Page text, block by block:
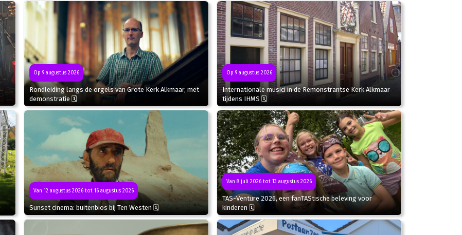
Op 9 augustus 2026
Rondleiding langs de orgels van Grote Kerk Alkmaar, met
demonstratie 🗓
Op 9 augustus 2026
Internationale musici in de Remonstrantse Kerk Alkmaar
tijdens IHMS 🗓
Van 12 augustus 2026 tot 16 augustus 2026
Sunset cinema: buitenbios bij Ten Westen 🗓
Van 8 juli 2026 tot 13 augustus 2026
TAS-Venture 2026, een fanTAStische beleving voor
kinderen 🗓